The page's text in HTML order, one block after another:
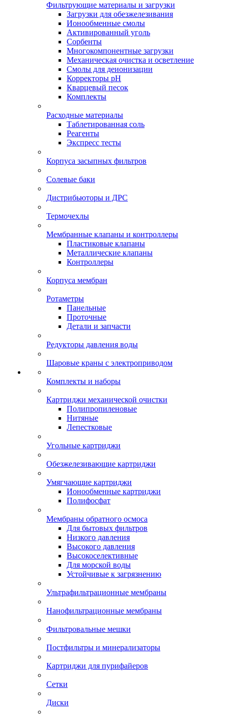
Фильтрующие материалы и загрузки
Загрузки для обезжелезивания
Ионообменные смолы
Активированный уголь
Сорбенты
Многокомпонентные загрузки
Механическая очистка и осветление
Смолы для деионизации
Корректоры pH
Кварцевый песок
Комплекты
Расходные материалы
Таблетированная соль
Реагенты
Экспресс тесты
Корпуса засыпных фильтров
Солевые баки
Дистрибьюторы и ДРС
Термочехлы
Мембранные клапаны и контроллеры
Пластиковые клапаны
Металлические клапаны
Контроллеры
Корпуса мембран
Ротаметры
Панельные
Проточные
Детали и запчасти
Редукторы давления воды
Шаровые краны с электроприводом
Комплекты и наборы
Картриджи механической очистки
Полипропиленовые
Нитяные
Лепестковые
Угольные картриджи
Обезжелезивающие картриджи
Умягчающие картриджи
Ионообменные картриджи
Полифосфат
Мембраны обратного осмоса
Для бытовых фильтров
Низкого давления
Высокого давления
Высокоселективные
Для морской воды
Устойчивые к загрязнению
Ультрафильтрационные мембраны
Нанофильтрационные мембраны
Фильтровальные мешки
Постфильтры и минерализаторы
Картриджи для пурифайеров
Сетки
Диски